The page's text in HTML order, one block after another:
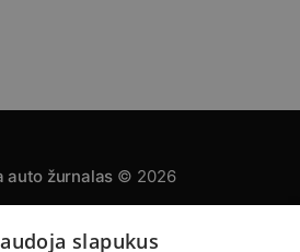
auto žurnalas © 2026
Automobilų skelbimai
slapukus